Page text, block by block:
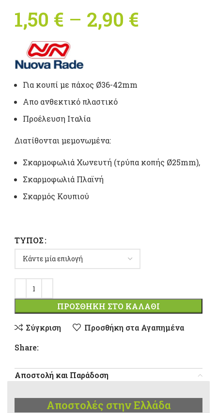
1,50 € – 2,90 €
Για κουπί με πάχος Ø36-42mm
Απο ανθεκτικό πλαστικό
Προέλευση Ιταλία
Διατίθονται μεμονωμένα:
Σκαρμοφωλιά Χωνευτή (τρύπα κοπής Ø25mm),
Σκαρμοφωλιά Πλαϊνή
Σκαρμός Κουπιού
ΤΎΠΟΣ
ΠΡΟΣΘΉΚΗ ΣΤΟ ΚΑΛΆΘΙ
Σύγκριση
Προσθήκη στα Αγαπημένα
Share:
Αποστολή και Παράδοση
Αποστολές στην Ελλάδα